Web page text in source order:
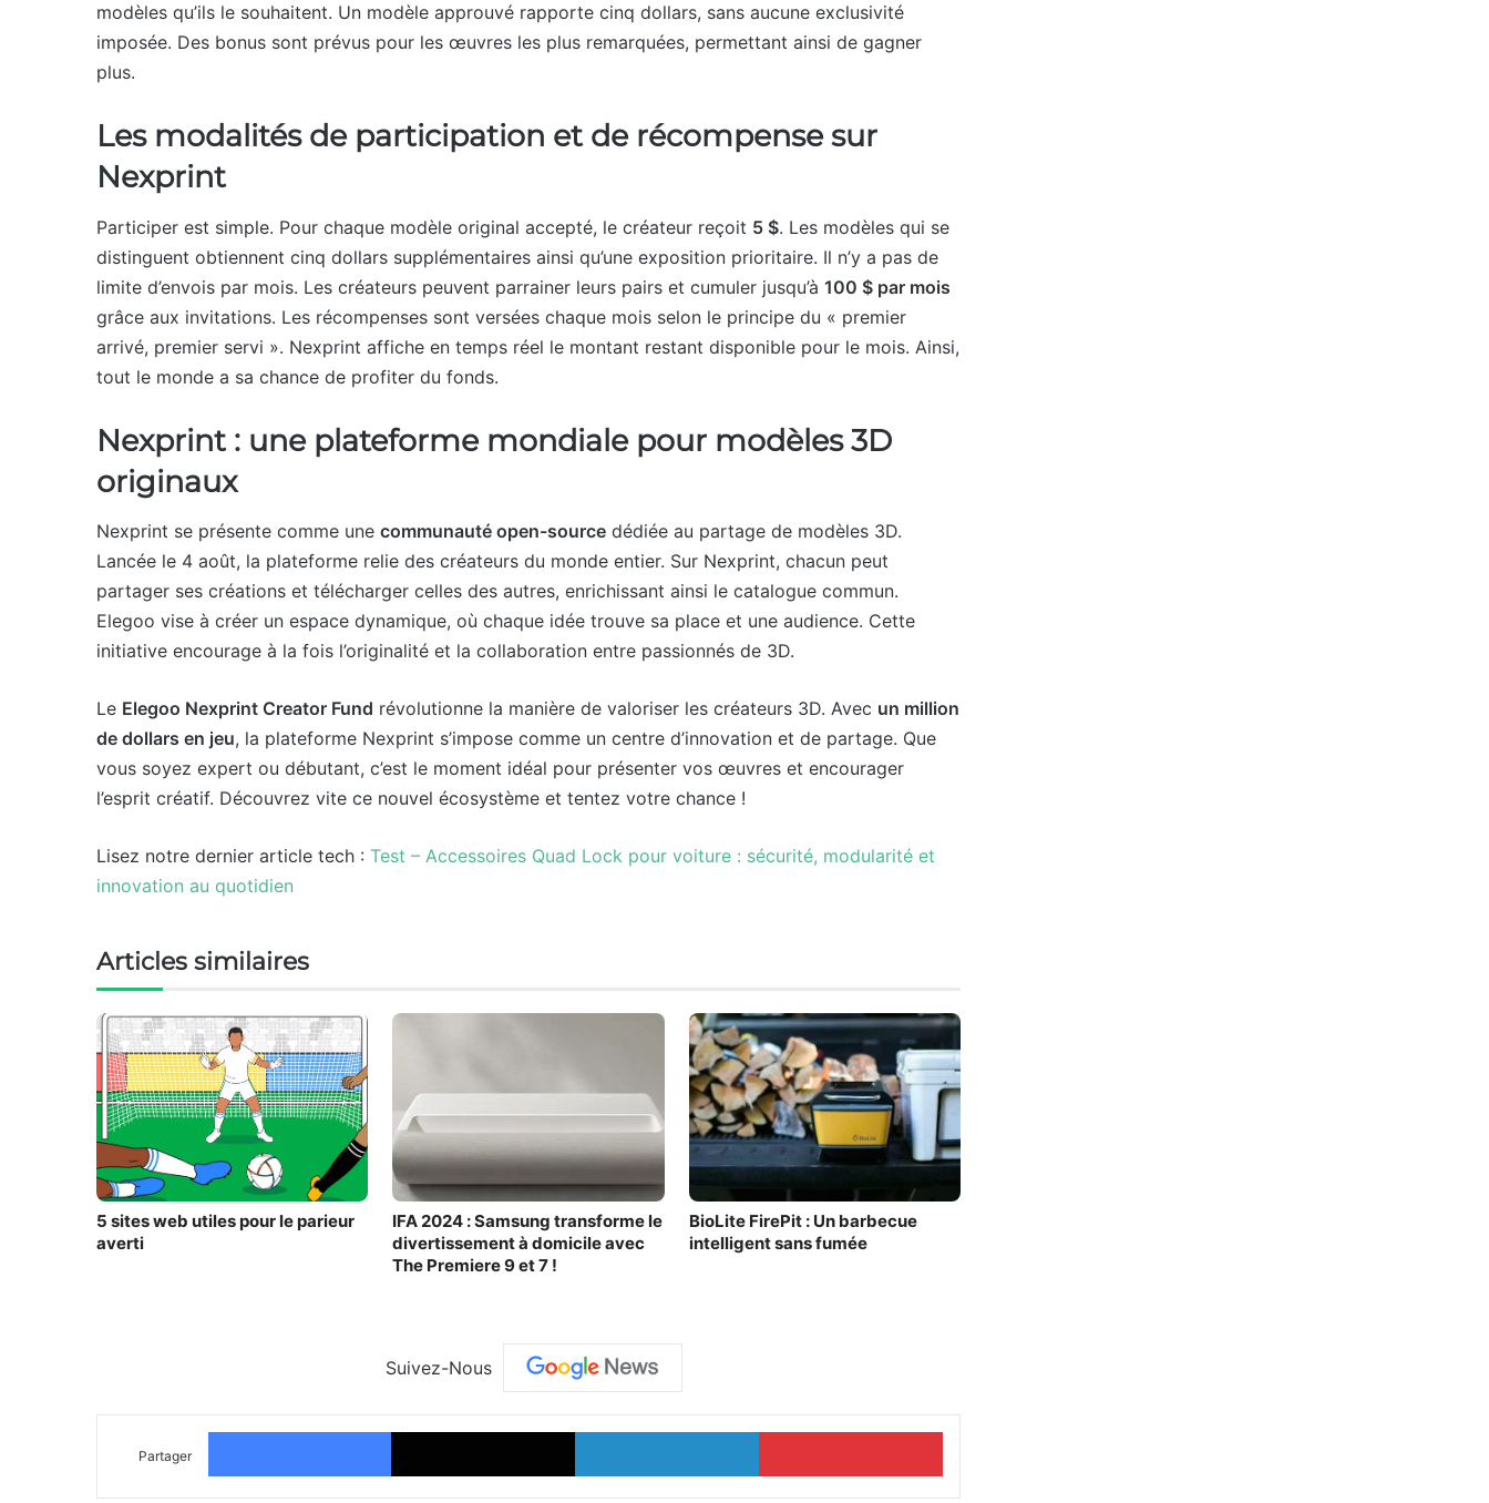
modèles qu’ils le souhaitent. Un modèle approuvé rapporte cinq dollars, sans aucune exclusivité
imposée. Des bonus sont prévus pour les œuvres les plus remarquées, permettant ainsi de gagner
plus.
Les modalités de participation et de récompense sur
Nexprint
Participer est simple. Pour chaque modèle original accepté, le créateur reçoit 5 $. Les modèles qui se
distinguent obtiennent cinq dollars supplémentaires ainsi qu’une exposition prioritaire. Il n’y a pas de
limite d’envois par mois. Les créateurs peuvent parrainer leurs pairs et cumuler jusqu’à 100 $ par mois
grâce aux invitations. Les récompenses sont versées chaque mois selon le principe du « premier
arrivé, premier servi ». Nexprint affiche en temps réel le montant restant disponible pour le mois. Ainsi,
tout le monde a sa chance de profiter du fonds.
Nexprint : une plateforme mondiale pour modèles 3D
originaux
Nexprint se présente comme une communauté open-source dédiée au partage de modèles 3D.
Lancée le 4 août, la plateforme relie des créateurs du monde entier. Sur Nexprint, chacun peut
partager ses créations et télécharger celles des autres, enrichissant ainsi le catalogue commun.
Elegoo vise à créer un espace dynamique, où chaque idée trouve sa place et une audience. Cette
initiative encourage à la fois l’originalité et la collaboration entre passionnés de 3D.
Le Elegoo Nexprint Creator Fund révolutionne la manière de valoriser les créateurs 3D. Avec un million
de dollars en jeu, la plateforme Nexprint s’impose comme un centre d’innovation et de partage. Que
vous soyez expert ou débutant, c’est le moment idéal pour présenter vos œuvres et encourager
l’esprit créatif. Découvrez vite ce nouvel écosystème et tentez votre chance !
Lisez notre dernier article tech : Test – Accessoires Quad Lock pour voiture : sécurité, modularité et
innovation au quotidien
Articles similaires
5 sites web utiles pour le parieur
averti
IFA 2024 : Samsung transforme le
divertissement à domicile avec
The Premiere 9 et 7 !
BioLite FirePit : Un barbecue
intelligent sans fumée
Suivez-Nous
Partager
Facebook X Linkedin